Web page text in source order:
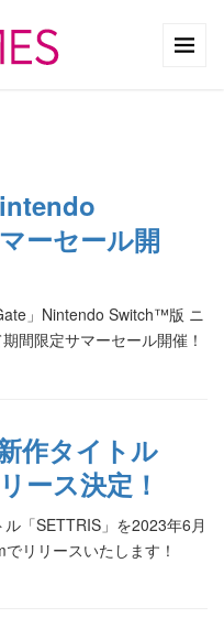
ーセール開
」Nintendo Switch™版 ニ
間限定サマーセール開催！
作タイトル
ース決定！
「SETTRIS」を2023年6月
リリースいたします！